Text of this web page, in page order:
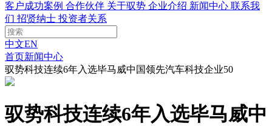
客户成功案例 合作伙伴 关于驭势 企业介绍 新闻中心 联系我
们 招贤纳士 投资者关系
中文EN
首页新闻中心
驭势科技连续6年入选毕马威中国领先汽车科技企业50
驭势科技连续6年入选毕马威中